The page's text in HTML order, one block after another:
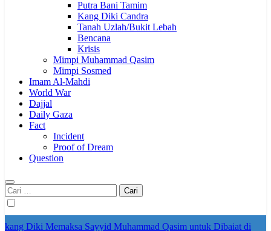
Putra Bani Tamim
Kang Diki Candra
Tanah Uzlah/Bukit Lebah
Bencana
Krisis
Mimpi Muhammad Qasim
Mimpi Sosmed
Imam Al-Mahdi
World War
Dajjal
Daily Gaza
Fact
Incident
Proof of Dream
Question
Cari
untuk:
kang Diki Memaksa Sayyid Muhammad Qasim untuk Dibaiat di